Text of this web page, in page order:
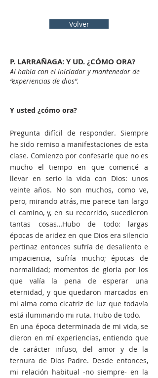
Volver
P. LARRAÑAGA: Y UD. ¿CÓMO ORA?
Al habla con el iniciador y mantenedor de
“experiencias de dios”.
Y usted ¿cómo ora?
Pregunta difícil de responder. Siempre
he sido remiso a manifestaciones de esta
clase. Comienzo por confesarle que no es
mucho el tiempo en que comencé a
llevar en serio la vida con Dios: unos
veinte años. No son muchos, como ve,
pero, mirando atrás, me parece tan largo
el camino, y, en su recorrido, sucedieron
tantas cosas…Hubo de todo: largas
épocas de aridez en que Dios era silencio
pertinaz entonces sufría de desaliento e
impaciencia, sufría mucho; épocas de
normalidad; momentos de gloria por los
que valía la pena de esperar una
eternidad, y que quedaron marcados en
mi alma como cicatriz de luz que todavía
está iluminando mi ruta. Hubo de todo.
En una época determinada de mi vida, se
dieron en mí experiencias, entiendo que
de carácter infuso, del amor y de la
ternura de Dios Padre. Desde entonces,
mi relación habitual -no siempre- en la